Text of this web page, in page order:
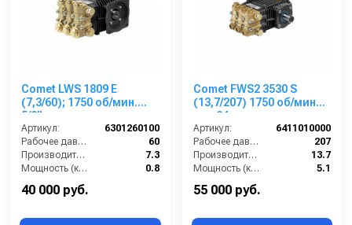
Comet LWS 1809 E
(7,3/60); 1750 об/мин.
5/8” п.в.
Артикул:
6301260100
Рабочее давление (бар):
60
Производительность (л/мин):
7.3
Мощность (кВт):
0.8
Обороты двигателя (об/мин):
40 000 руб.
Comet FWS2 3530 S
(13,7/207) 1750 об/мин
вал 24мм
Артикул:
6411010000
Рабочее давление (бар):
207
Производительность (л/мин):
13.7
Мощность (кВт):
5.1
Обороты двигателя (об/мин):
55 000 руб.